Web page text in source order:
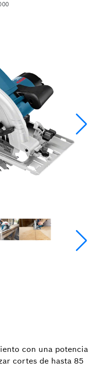
con una potencia
cortes de hasta 85